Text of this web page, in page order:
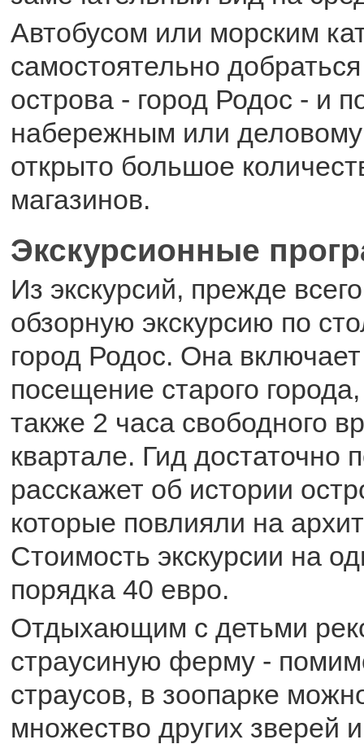
Автобусом или морским
самостоятельно
острова - город Родос - и
набережным или деловому
открыто большое
магазинов.
Экскурсионные
Из экскурсий, прежде
обзорную экскурсию по
город Родос. Она
посещение старого
также 2 часа свободного
квартале. Гид достаточно
расскажет об истории
которые повлияли на
Стоимость экскурсии на
порядка 40 евро.
Отдыхающим с детьми
страусиную ферму -
страусов, в зоопарке
множество других зверей